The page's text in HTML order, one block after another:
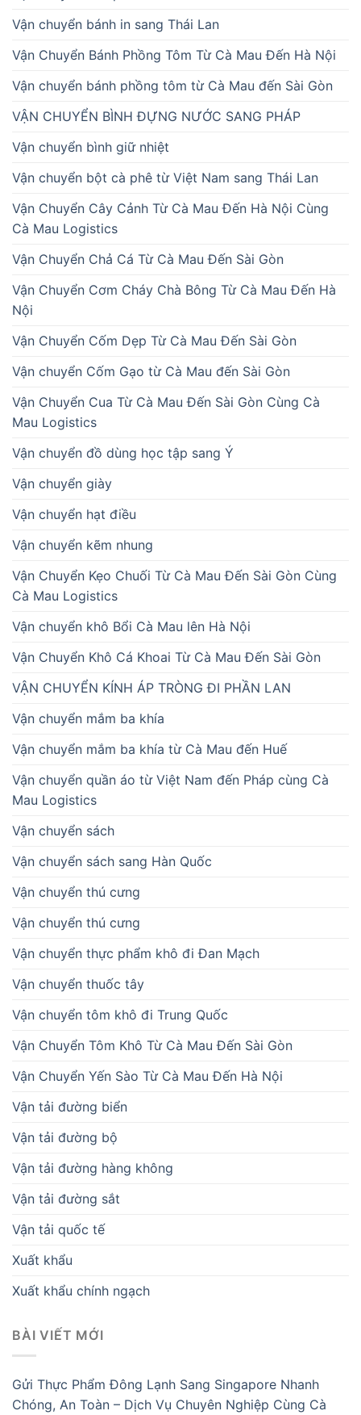
Vận chuyển bánh in sang Thái Lan
Vận Chuyển Bánh Phồng Tôm Từ Cà Mau Đến Hà Nội
Vận chuyển bánh phồng tôm từ Cà Mau đến Sài Gòn
VẬN CHUYỂN BÌNH ĐỰNG NƯỚC SANG PHÁP
Vận chuyển bình giữ nhiệt
Vận chuyển bột cà phê từ Việt Nam sang Thái Lan
Vận Chuyển Cây Cảnh Từ Cà Mau Đến Hà Nội Cùng
Cà Mau Logistics
Vận Chuyển Chả Cá Từ Cà Mau Đến Sài Gòn
Vận Chuyển Cơm Cháy Chà Bông Từ Cà Mau Đến Hà
Nội
Vận Chuyển Cốm Dẹp Từ Cà Mau Đến Sài Gòn
Vận chuyển Cốm Gạo từ Cà Mau đến Sài Gòn
Vận Chuyển Cua Từ Cà Mau Đến Sài Gòn Cùng Cà
Mau Logistics
Vận chuyển đồ dùng học tập sang Ý
Vận chuyển giày
Vận chuyển hạt điều
Vận chuyển kẽm nhung
Vận Chuyển Kẹo Chuối Từ Cà Mau Đến Sài Gòn Cùng
Cà Mau Logistics
Vận chuyển khô Bổi Cà Mau lên Hà Nội
Vận Chuyển Khô Cá Khoai Từ Cà Mau Đến Sài Gòn
VẬN CHUYỂN KÍNH ÁP TRÒNG ĐI PHẦN LAN
Vận chuyển mắm ba khía
Vận chuyển mắm ba khía từ Cà Mau đến Huế
Vận chuyển quần áo từ Việt Nam đến Pháp cùng Cà
Mau Logistics
Vận chuyển sách
Vận chuyển sách sang Hàn Quốc
Vận chuyển thú cưng
Vận chuyển thú cưng
Vận chuyển thực phẩm khô đi Đan Mạch
Vận chuyển thuốc tây
Vận chuyển tôm khô đi Trung Quốc
Vận Chuyển Tôm Khô Từ Cà Mau Đến Sài Gòn
Vận Chuyển Yến Sào Từ Cà Mau Đến Hà Nội
Vận tải đường biển
Vận tải đường bộ
Vận tải đường hàng không
Vận tải đường sắt
Vận tải quốc tế
Xuất khẩu
Xuất khẩu chính ngạch
BÀI VIẾT MỚI
Gửi Thực Phẩm Đông Lạnh Sang Singapore Nhanh
Chóng, An Toàn – Dịch Vụ Chuyên Nghiệp Cùng Cà